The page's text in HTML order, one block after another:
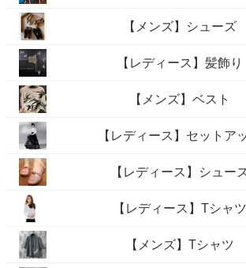
【メンズ】シューズ
【レディース】髪飾り
【メンズ】ベスト
【レディース】セットア
【レディース】シュー
【レディース】Tシャツ
【メンズ】Tシャツ